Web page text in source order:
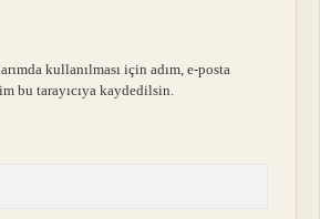
kullanılması için adım, e-posta
bu tarayıcıya kaydedilsin.